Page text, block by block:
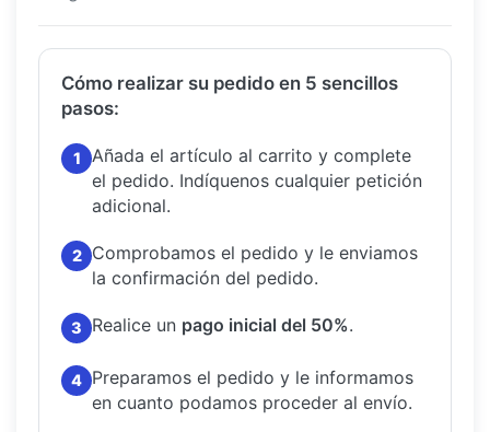
Cómo realizar su pedido en 5 sencillos
pasos:
1
Añada el artículo al carrito y complete
el pedido. Indíquenos cualquier petición
adicional.
2
Comprobamos el pedido y le enviamos
la confirmación del pedido.
3 Realice un pago inicial del 50%.
4 Preparamos el pedido y le informamos
en cuanto podamos proceder al envío.